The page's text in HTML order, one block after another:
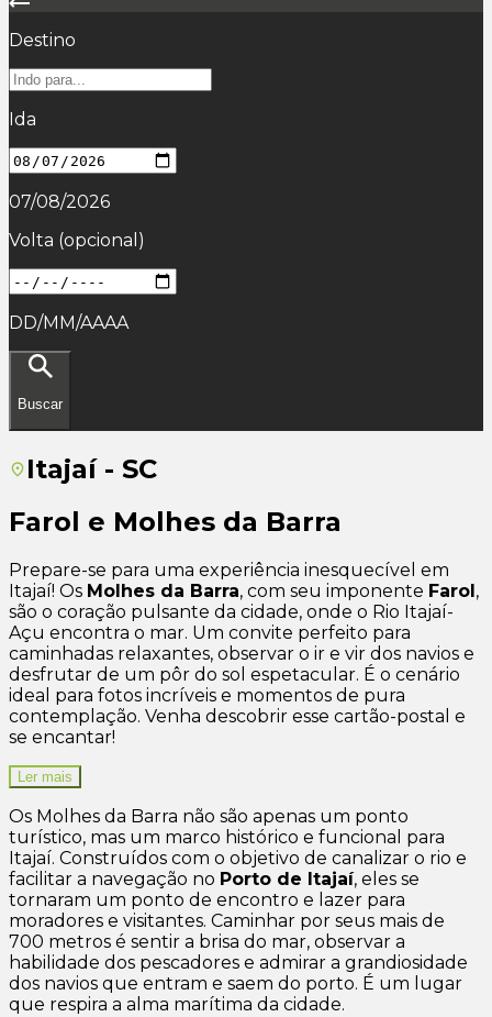
Destino
Ida
07/08/2026
Volta (opcional)
DD/MM/AAAA
Buscar
Itajaí - SC
Farol e Molhes da Barra
Prepare-se para uma experiência inesquecível em
Itajaí! Os Molhes da Barra, com seu imponente Farol ,
são o coração pulsante da cidade, onde o Rio Itajaí-
Açu encontra o mar. Um convite perfeito para
caminhadas relaxantes, observar o ir e vir dos navios e
desfrutar de um pôr do sol espetacular. É o cenário
ideal para fotos incríveis e momentos de pura
contemplação. Venha descobrir esse cartão-postal e
se encantar!
Ler mais
Os Molhes da Barra não são apenas um ponto
turístico, mas um marco histórico e funcional para
Itajaí. Construídos com o objetivo de canalizar o rio e
facilitar a navegação no Porto de Itajaí, eles se
tornaram um ponto de encontro e lazer para
moradores e visitantes. Caminhar por seus mais de
700 metros é sentir a brisa do mar, observar a
habilidade dos pescadores e admirar a grandiosidade
dos navios que entram e saem do porto. É um lugar
que respira a alma marítima da cidade.